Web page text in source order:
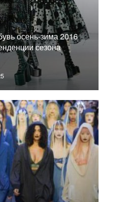
осень-зима 2016
сезона